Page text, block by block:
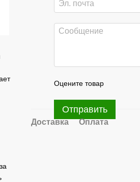
Оцените товар
Отправить
Доставка Оплата